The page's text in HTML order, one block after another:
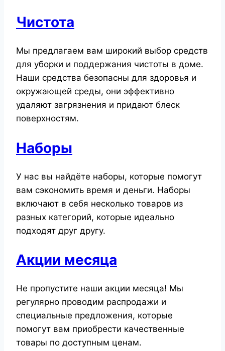
Чистота
Мы предлагаем вам широкий выбор средств
для уборки и поддержания чистоты в доме.
Наши средства безопасны для здоровья и
окружающей среды, они эффективно
удаляют загрязнения и придают блеск
поверхностям.
Наборы
У нас вы найдёте наборы, которые помогут
вам сэкономить время и деньги. Наборы
включают в себя несколько товаров из
разных категорий, которые идеально
подходят друг другу.
Акции месяца
Не пропустите наши акции месяца! Мы
регулярно проводим распродажи и
специальные предложения, которые
помогут вам приобрести качественные
товары по доступным ценам.